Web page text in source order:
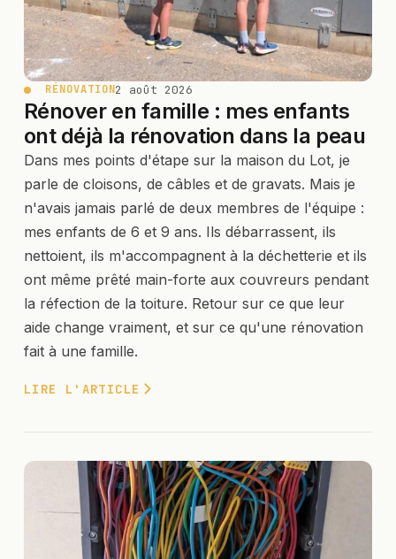
RÉNOVATION2 août 2026
Rénover en famille : mes enfants
ont déjà la rénovation dans la peau
Dans mes points d'étape sur la maison du Lot, je
parle de cloisons, de câbles et de gravats. Mais je
n'avais jamais parlé de deux membres de l'équipe :
mes enfants de 6 et 9 ans. Ils débarrassent, ils
nettoient, ils m'accompagnent à la déchetterie et ils
ont même prêté main-forte aux couvreurs pendant
la réfection de la toiture. Retour sur ce que leur
aide change vraiment, et sur ce qu'une rénovation
fait à une famille.
LIRE L'ARTICLE